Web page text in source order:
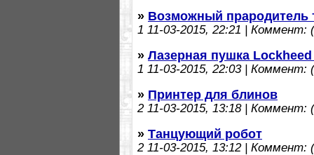
» Возможный прародитель
1 11-03-2015, 22:21 | Коммент:
» Лазерная пушка
1 11-03-2015, 22:03 | Коммент:
» Принтер для блинов
211-03-2015, 13:18 | Коммент:
» Танцующий робот
211-03-2015, 13:12 | Коммент: